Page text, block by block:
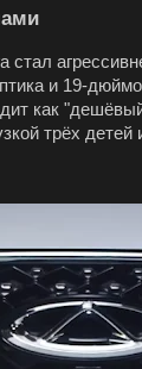
и 19-
как
трёх